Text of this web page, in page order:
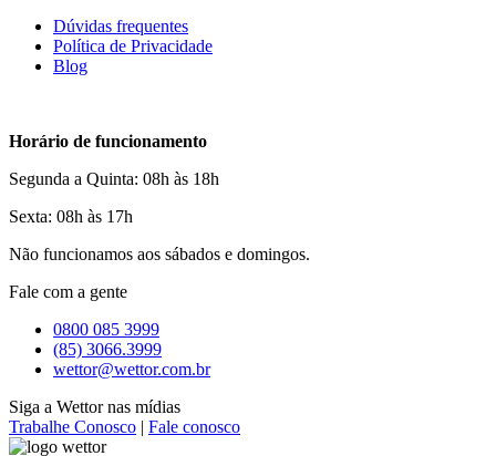
Dúvidas frequentes
Política de Privacidade
Blog
Horário de funcionamento
Segunda a Quinta: 08h às 18h
Sexta: 08h às 17h
Não funcionamos aos sábados e domingos.
Fale com a gente
0800 085 3999
(85) 3066.3999
wettor@wettor.com.br
Siga a Wettor nas mídias
Trabalhe Conosco | Fale conosco